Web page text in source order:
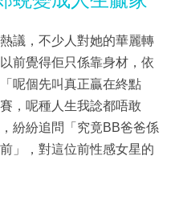
議，不少人對她的華麗轉
前覺得佢只係靠身材，依
呢個先叫真正贏在終點
，呢種人生我諗都唔敢
紛紛追問「究竟BB爸爸係
」，對這位前性感女星的